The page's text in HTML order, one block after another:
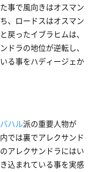
事で風向きはオスマン
、ロードスはオスマン
戻ったイブラヒムは、
ドラの地位が逆転し、
る事をハディージェか
ハル派の重要人物が
内では裏でアレクサンド
アレクサンドラにはい
込まれている事を実感